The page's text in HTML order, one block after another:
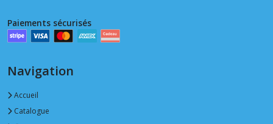
Paiements sécurisés
Navigation
Accueil
Catalogue